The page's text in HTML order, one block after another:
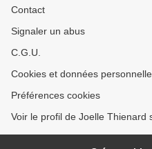
Contact
Signaler un abus
C.G.U.
Cookies et données
Préférences cookies
Voir le profil de Joelle Thienard